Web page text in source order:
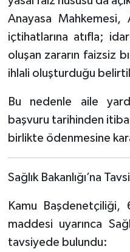
Anayasa
içtihatlarına atıfla;
oluşan zararın faizsiz
ihlali oluşturduğu
Bu nedenle aile
başvuru tarihinden
birlikte ödenmesine
Sağlık Bakanlığı’na
Kamu Başdenetçiliği,
maddesi uyarınca
tavsiyede bulundu: